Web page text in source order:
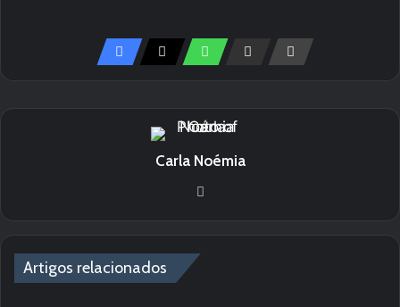
Carla Noémia
Artigos relacionados